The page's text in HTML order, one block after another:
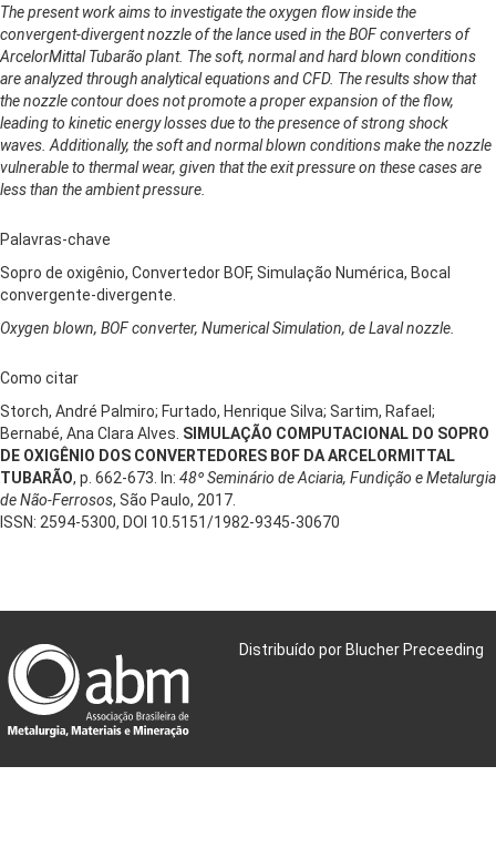
The present work aims to investigate the oxygen flow inside the
convergent-divergent nozzle of the lance used in the BOF converters of
ArcelorMittal Tubarão plant. The soft, normal and hard blown conditions
are analyzed through analytical equations and CFD. The results show that
the nozzle contour does not promote a proper expansion of the flow,
leading to kinetic energy losses due to the presence of strong shock
waves. Additionally, the soft and normal blown conditions make the nozzle
vulnerable to thermal wear, given that the exit pressure on these cases are
less than the ambient pressure.
Palavras-chave
Sopro de oxigênio, Convertedor BOF, Simulação Numérica, Bocal
convergente-divergente.
Oxygen blown, BOF converter, Numerical Simulation, de Laval nozzle.
Como citar
Storch, André Palmiro; Furtado, Henrique Silva; Sartim, Rafael;
Bernabé, Ana Clara Alves. SIMULAÇÃO COMPUTACIONAL DO SOPRO
DE OXIGÊNIO DOS CONVERTEDORES BOF DA ARCELORMITTAL
TUBARÃO, p. 662-673. In: 48º Seminário de Aciaria, Fundição e Metalurgia
de Não-Ferrosos, São Paulo, 2017.
ISSN: 2594-5300, DOI 10.5151/1982-9345-30670
Distribuído por Blucher Preceeding